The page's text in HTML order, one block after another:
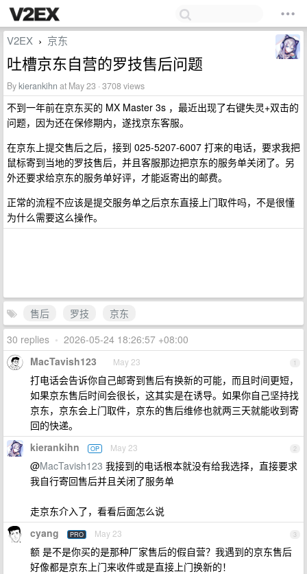
V2EX › 京东
吐槽京东自营的罗技售后问题
Bykierankihn at May 23 · 3708 views
不到一年前在京东买的 MX Master 3s ，最近出现了右键失灵+双击的
问题，因为还在保修期内，遂找京东客服。
在京东上提交售后之后，接到 025-5207-6007 打来的电话，要求我把
鼠标寄到当地的罗技售后，并且客服那边把京东的服务单关闭了。另
外还要求给京东的服务单好评，才能返寄出的邮费。
正常的流程不应该是提交服务单之后京东直接上门取件吗，不是很懂
为什么需要这么操作。
售后 罗技
京东
30 replies • 2026-05-24 18:26:57 +08:00
1
MacTavish123 May 23
打电话会告诉你自己邮寄到售后有换新的可能，而且时间更短，
如果京东售后时间会很长，这其实是在诱导。如果你自己坚持找
京东，京东会上门取件，京东的售后维修也就两三天就能收到寄
回的快递。
2
kierankihn OP May 23
@MacTavish123 我接到的电话根本就没有给我选择，直接要求
我自行寄回售后并且关闭了服务单
走京东介入了，看看后面怎么说
3
cyang PRO May 23
额 是不是你买的是那种厂家售后的假自营？我遇到的京东售后
好像都是京东上门来收件或是直接上门换新的！